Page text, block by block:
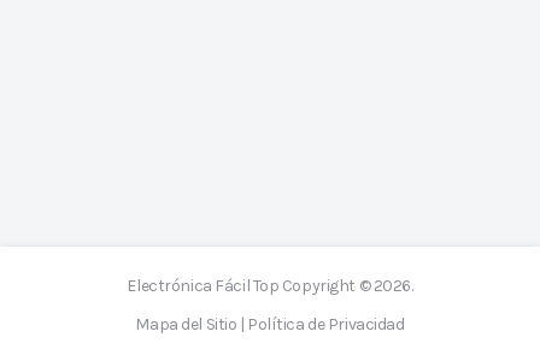
Electrónica Fácil Top Copyright © 2026.
Mapa del Sitio | Política de Privacidad